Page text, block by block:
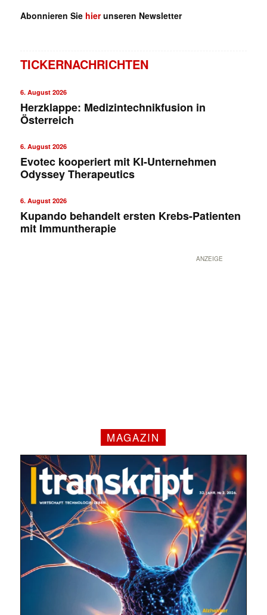
Abonnieren Sie hierunseren Newsletter
TICKERNACHRICHTEN
6. August 2026
Herzklappe: Medizintechnikfusion in
Österreich
6. August 2026
Evotec kooperiert mit KI-Unternehmen
Odyssey Therapeutics
6. August 2026
Kupando behandelt ersten Krebs-Patienten
mit Immuntherapie
ANZEIGE
MAGAZIN